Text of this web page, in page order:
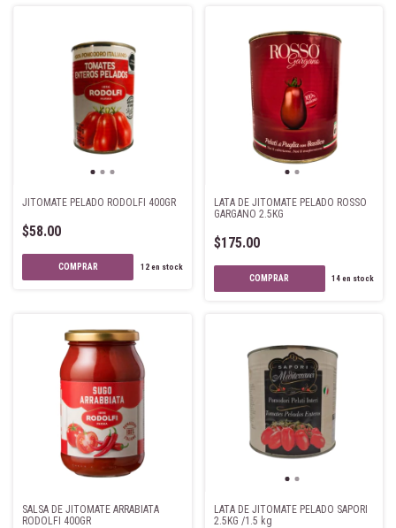
JITOMATE PELADO RODOLFI 400GR
$58.00
12en stock
LATA DE JITOMATE PELADO ROSSO
GARGANO 2.5KG
$175.00
14 en stock
SALSA DE JITOMATE ARRABIATA
RODOLFI 400GR
LATA DE JITOMATE PELADO SAPORI
2.5KG /1.5 kg